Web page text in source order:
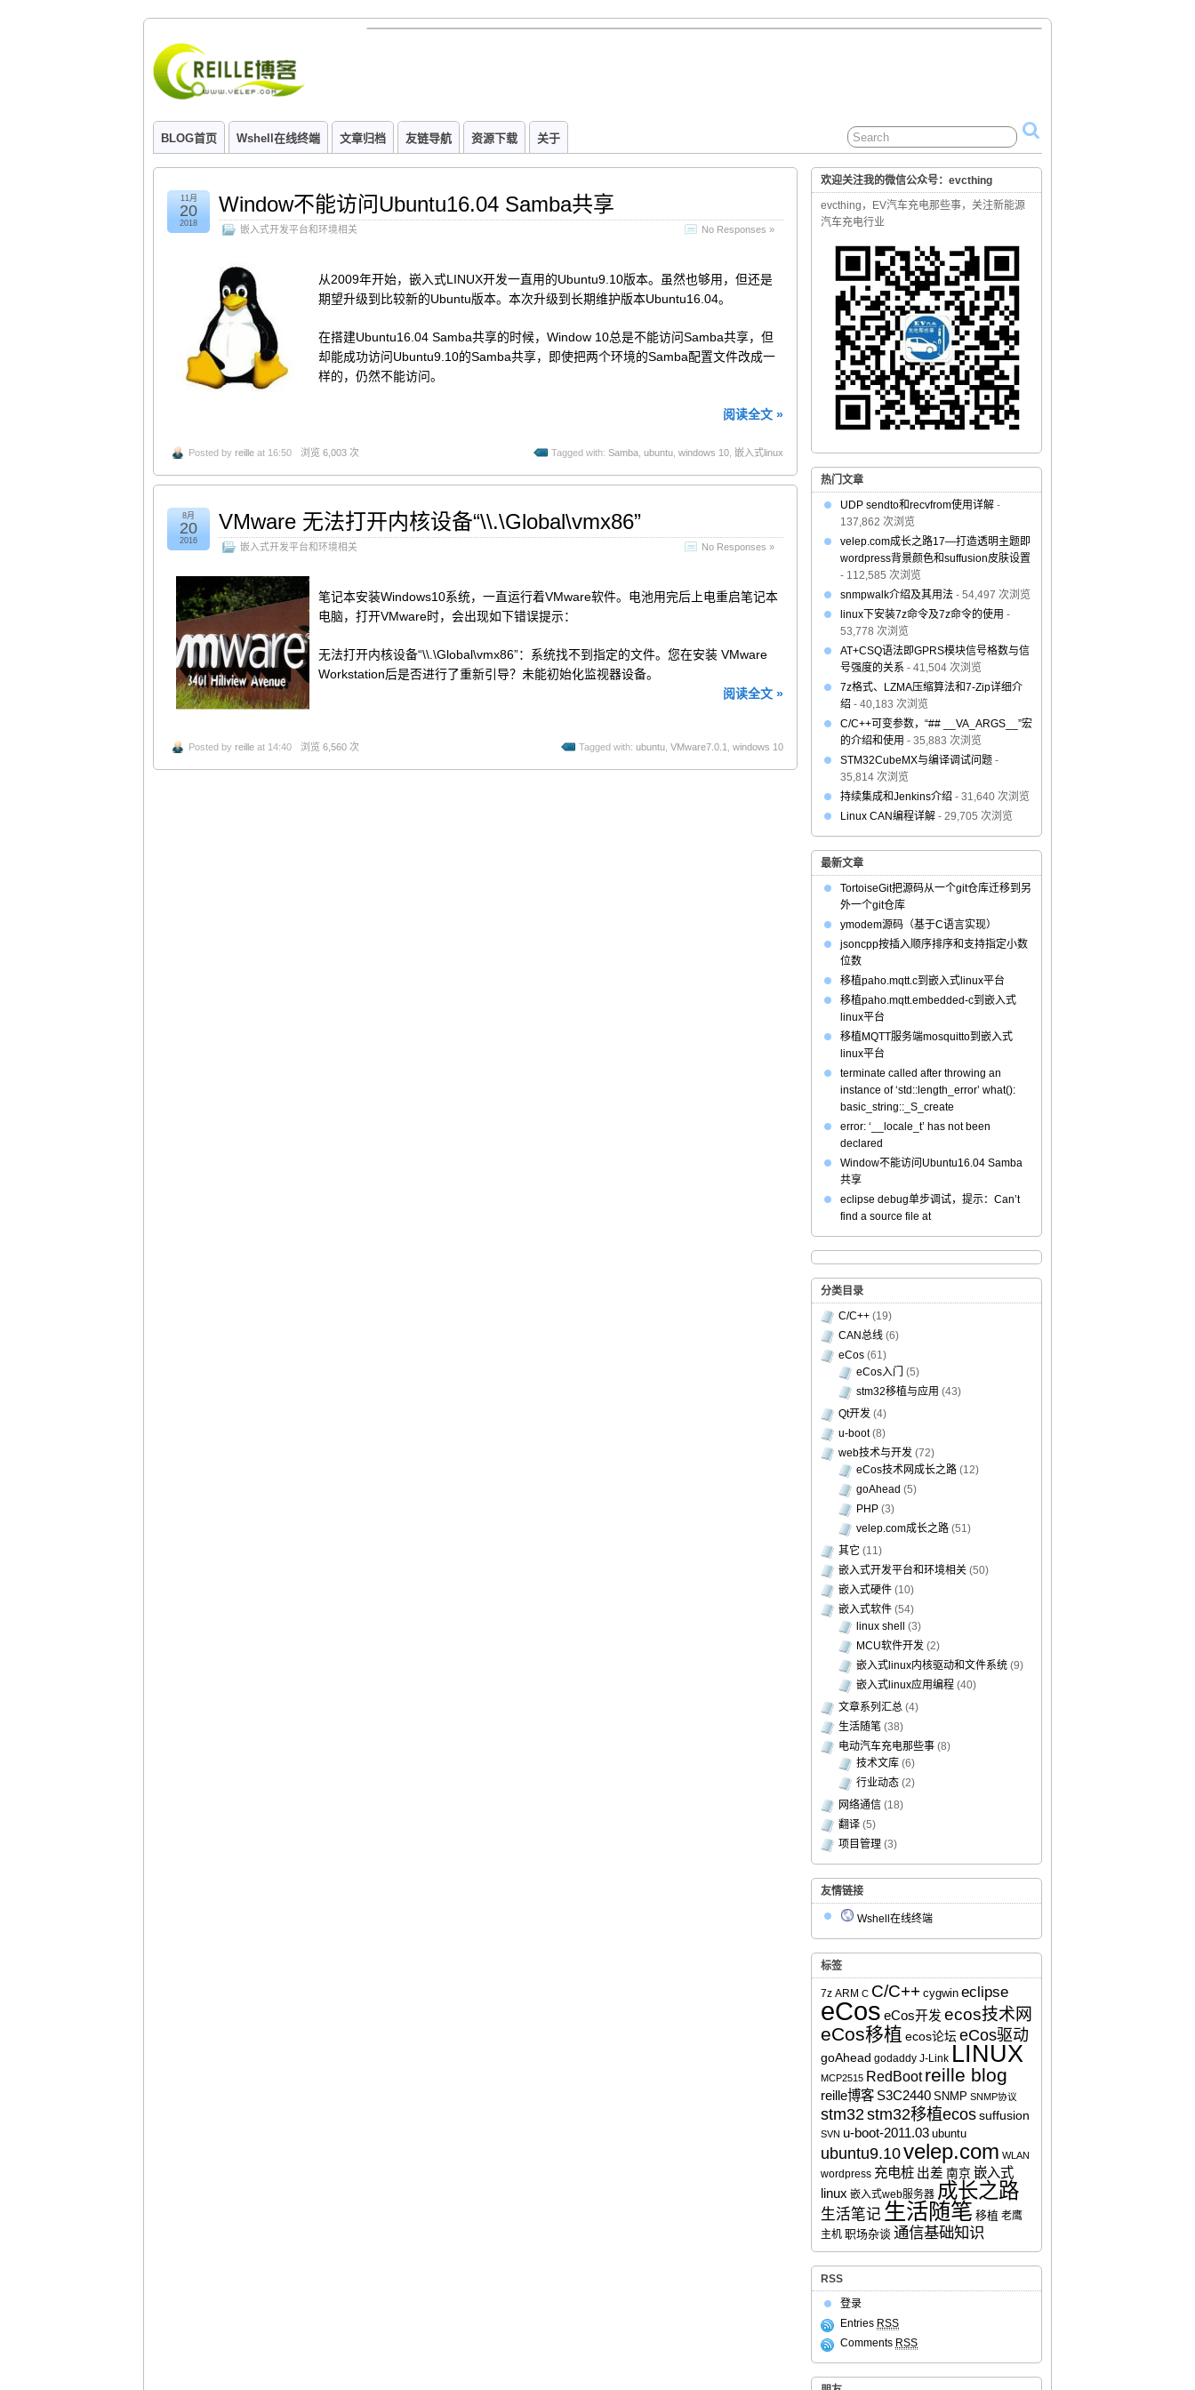
BLOG首页 Wshell在线终端 文章归档 友链导航 资源下载 关于
Window不能访问Ubuntu16.04 Samba共享
嵌入式开发平台和环境相关 No Responses »
11月
20
2018
从2009年开始，嵌入式LINUX开发一直用的Ubuntu9.10版本。虽然也够用，但还是
期望升级到比较新的Ubuntu版本。本次升级到长期维护版本Ubuntu16.04。
在搭建Ubuntu16.04 Samba共享的时候，Window 10总是不能访问Samba共享，但
却能成功访问Ubuntu9.10的Samba共享，即使把两个环境的Samba配置文件改成一
样的，仍然不能访问。
阅读全文 »
Posted by reille at 16:50 浏览 6,003 次 Tagged with: Samba ubuntu windows 10 嵌入式linux
VMware 无法打开内核设备“\\.\Global\vmx86”
嵌入式开发平台和环境相关 No Responses »
8月
20
2016
笔记本安装Windows10系统，一直运行着VMware软件。电池用完后上电重启笔记本
电脑，打开VMware时，会出现如下错误提示：
无法打开内核设备“\\.\Global\vmx86”：系统找不到指定的文件。您在安装 VMware
Workstation后是否进行了重新引导？未能初始化监视器设备。
阅读全文 »
Posted by reille at 14:40 浏览 6,560 次 Tagged with: ubuntu VMware7.0.1 windows 10
欢迎关注我的微信公众号：evcthing
evcthing，EV汽车充电那些事，关注新能源
汽车充电行业
热门文章
UDP sendto和recvfrom使用详解 -
137,862 次浏览
velep.com成长之路17—打造透明主题即
wordpress背景颜色和suffusion皮肤设置
- 112,585 次浏览
snmpwalk介绍及其用法 - 54,497 次浏览
linux下安装7z命令及7z命令的使用 -
53,778 次浏览
AT+CSQ语法即GPRS模块信号格数与信
号强度的关系 - 41,504 次浏览
7z格式、LZMA压缩算法和7-Zip详细介
绍 - 40,183 次浏览
C/C++可变参数，“## __VA_ARGS__”宏
的介绍和使用 - 35,883 次浏览
STM32CubeMX与编译调试问题 -
35,814 次浏览
持续集成和Jenkins介绍 - 31,640 次浏览
Linux CAN编程详解 - 29,705 次浏览
最新文章
TortoiseGit把源码从一个git仓库迁移到另
外一个git仓库
ymodem源码（基于C语言实现）
jsoncpp按插入顺序排序和支持指定小数
位数
移植paho.mqtt.c到嵌入式linux平台
移植paho.mqtt.embedded-c到嵌入式
linux平台
移植MQTT服务端mosquitto到嵌入式
linux平台
terminate called after throwing an
instance of ‘std::length_error’ what():
basic_string::_S_create
error: ‘__locale_t’ has not been
declared
Window不能访问Ubuntu16.04 Samba
共享
eclipse debug单步调试，提示：Can’t
find a source file at
分类目录
C/C++ (19)
CAN总线 (6)
eCos (61)
eCos入门
(5)
stm32移植与应用 (43)
Qt开发 (4)
u-boot(8)
web技术与开发 (72)
eCos技术网成长之路 (12)
goAhead (5)
PHP (3)
velep.com成长之路 (51)
其它 (11)
嵌入式开发平台和环境相关 (50)
嵌入式硬件 (10)
嵌入式软件 (54)
linux shell
(3)
MCU软件开发 (2)
嵌入式linux内核驱动和文件系统 (9)
嵌入式linux应用编程 (40)
文章系列汇总 (4)
生活随笔 (38)
电动汽车充电那些事 (8)
技术文库 (6)
行业动态 (2)
网络通信 (18)
翻译 (5)
项目管理 (3)
友情链接
Wshell在线终端
标签
7z ARM C C/C++ cygwin eclipse
eCos eCos开发 ecos技术网
eCos移植 ecos论坛 eCos驱动
goAhead godaddy J-Link LINUX
MCP2515 RedBoot reille blog
reille博客 S3C2440 SNMP SNMP协议
stm32stm32移植ecos suffusion
SVN u-boot-2011.03 ubuntu
ubuntu9.10velep.com WLAN
wordpress 充电桩 出差 南京 嵌入式
linux 嵌入式web服务器 成长之路
生活笔记 生活随笔 移植 老鹰
主机 职场杂谈 通信基础知识
RSS
登录
Entries RSS
Comments RSS